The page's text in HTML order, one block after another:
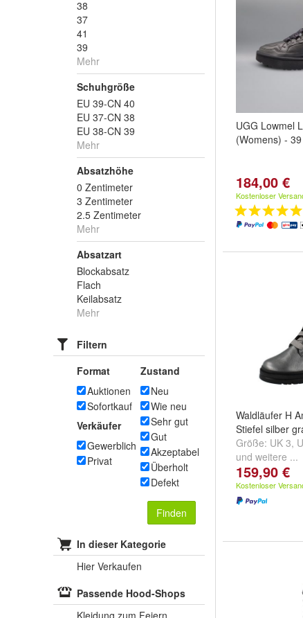
38
37
41
39
Mehr
Schuhgröße
EU 39-CN 40
EU 37-CN 38
EU 38-CN 39
Mehr
Absatzhöhe
0 Zentimeter
3 Zentimeter
2.5 Zentimeter
Mehr
Absatzart
Blockabsatz
Flach
Keilabsatz
Mehr
Filtern
Format
Auktionen
Sofortkauf
Verkäufer
Gewerblich
Privat
Zustand
Neu
Wie neu
Sehr gut
Gut
Akzeptabel
Überholt
Defekt
Finden
In dieser Kategorie
Hier Verkaufen
Passende Hood-Shops
Kleidung zum Feiern
UGG Lowmel
(Womens) - 39
184,00 €
Kostenloser
Waldläufer H
Stiefel silber
Größe: UK 3,
und weitere ...
159,90 €
Kostenloser